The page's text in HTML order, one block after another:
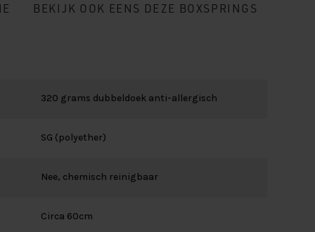
BEKIJK OOK EENS DEZE BOXSPRINGS
320 grams dubbeldoek anti-allergisch
SG (polyether)
Nee, chemisch reinigbaar
Circa 60cm